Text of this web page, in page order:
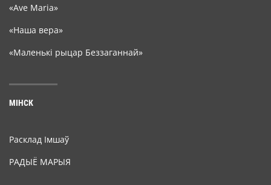
«Ave Maria»
«Наша вера»
«Маленькі рыцар Беззаганнай»
МІНСК
Расклад Імшаў
РАДЫЁ МАРЫЯ